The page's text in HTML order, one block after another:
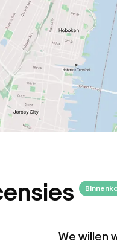
We willen